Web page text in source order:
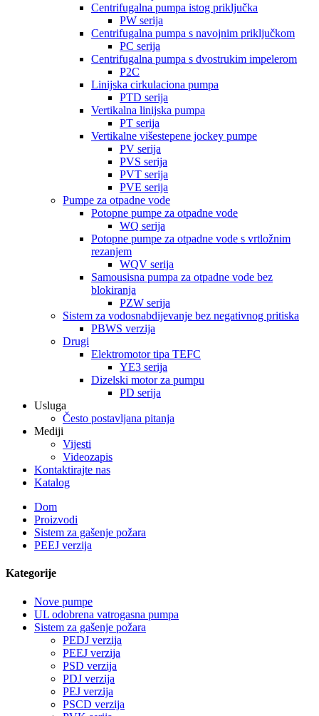
Centrifugalna pumpa istog priključka
PW serija
Centrifugalna pumpa s navojnim priključkom
PC serija
Centrifugalna pumpa s dvostrukim impelerom
P2C
Linijska cirkulaciona pumpa
PTD serija
Vertikalna linijska pumpa
PT serija
Vertikalne višestepene jockey pumpe
PV serija
PVS serija
PVT serija
PVE serija
Pumpe za otpadne vode
Potopne pumpe za otpadne vode
WQ serija
Potopne pumpe za otpadne vode s vrtložnim
rezanjem
WQV serija
Samousisna pumpa za otpadne vode bez
blokiranja
PZW serija
Sistem za vodosnabdijevanje bez negativnog pritiska
PBWS verzija
Drugi
Elektromotor tipa TEFC
YE3 serija
Dizelski motor za pumpu
PD serija
Usluga
Često postavljana pitanja
Mediji
Vijesti
Videozapis
Kontaktirajte nas
Katalog
Dom
Proizvodi
Sistem za gašenje požara
PEEJ verzija
Kategorije
Nove pumpe
UL odobrena vatrogasna pumpa
Sistem za gašenje požara
PEDJ verzija
PEEJ verzija
PSD verzija
PDJ verzija
PEJ verzija
PSCD verzija